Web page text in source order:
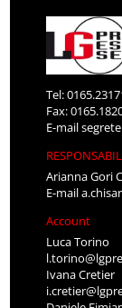
Tel:
Fax:
E-mail
Arianna Gori
E-mail
Account
Luca Torino
Ivana Cretier